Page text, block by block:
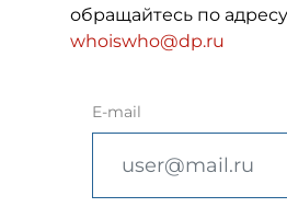
обращайтесь по адресу
whoiswho@dp.ru
E-mail